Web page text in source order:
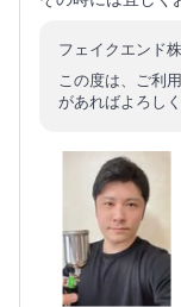
フェイクエンド
この度は、ご利
があればよろし